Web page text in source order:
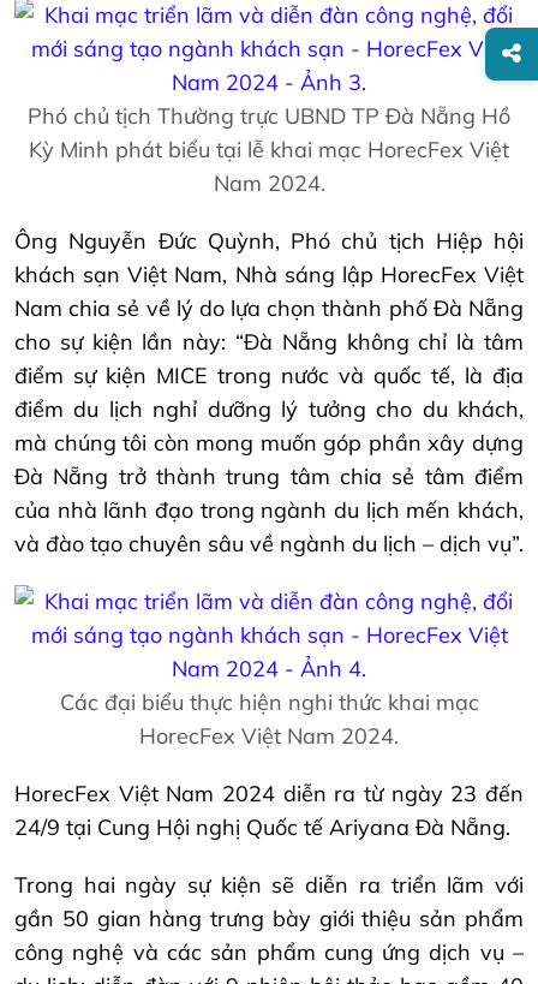
Phó chủ tịch Thường trực UBND TP Đà Nẵng Hồ
Kỳ Minh phát biểu tại lễ khai mạc HorecFex Việt
Nam 2024.
Ông Nguyễn Đức Quỳnh, Phó chủ tịch Hiệp hội
khách sạn Việt Nam, Nhà sáng lập HorecFex Việt
Nam chia sẻ về lý do lựa chọn thành phố Đà Nẵng
cho sự kiện lần này: “Đà Nẵng không chỉ là tâm
điểm sự kiện MICE trong nước và quốc tế, là địa
điểm du lịch nghỉ dưỡng lý tưởng cho du khách,
mà chúng tôi còn mong muốn góp phần xây dựng
Đà Nẵng trở thành trung tâm chia sẻ tâm điểm
của nhà lãnh đạo trong ngành du lịch mến khách,
và đào tạo chuyên sâu về ngành du lịch – dịch vụ”.
Các đại biểu thực hiện nghi thức khai mạc
HorecFex Việt Nam 2024.
HorecFex Việt Nam 2024 diễn ra từ ngày 23 đến
24/9 tại Cung Hội nghị Quốc tế Ariyana Đà Nẵng.
Trong hai ngày sự kiện sẽ diễn ra triển lãm với
gần 50 gian hàng trưng bày giới thiệu sản phẩm
công nghệ và các sản phẩm cung ứng dịch vụ –